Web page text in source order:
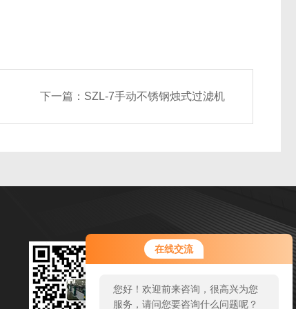
在线交流
您好！欢迎前来咨询，很高兴为您
服务，请问您要咨询什么问题呢？
下一篇： SZL-7手动不锈钢烛式过滤机
微信扫一扫
传真：86 21-57520510